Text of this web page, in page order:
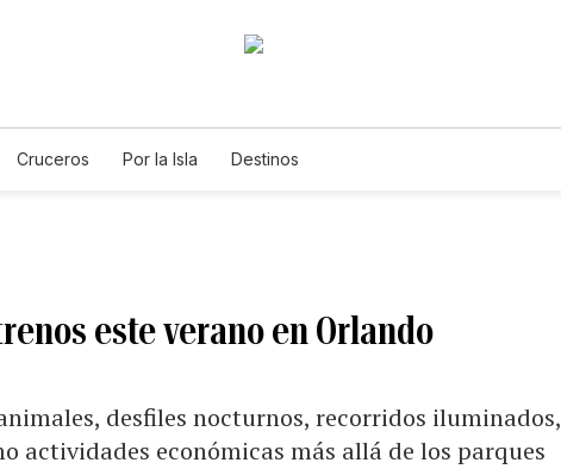
Cruceros Por la Isla Destinos
este verano en Orlando
desfiles nocturnos, recorridos iluminados,
actividades económicas más allá de los parques